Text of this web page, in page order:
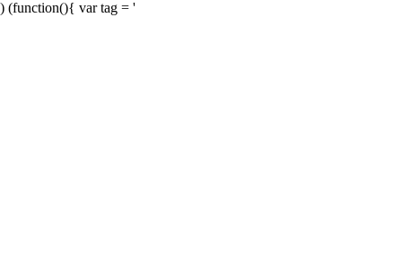
) (function(){ var tag = '